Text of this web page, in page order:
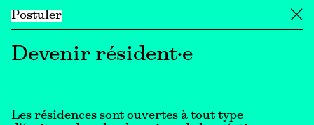
Postuler ╳
Devenir résident·e
Les résidences sont ouvertes à tout type